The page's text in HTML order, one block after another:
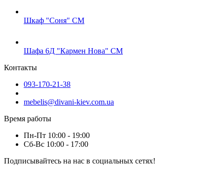
Шкаф "Соня" СМ
Шафа 6Д "Кармен Нова" СМ
Контакты
093-170-21-38
mebelis@divani-kiev.com.ua
Время работы
Пн-Пт 10:00 - 19:00
Сб-Вс 10:00 - 17:00
Подписывайтесь на нас в социальных сетях!